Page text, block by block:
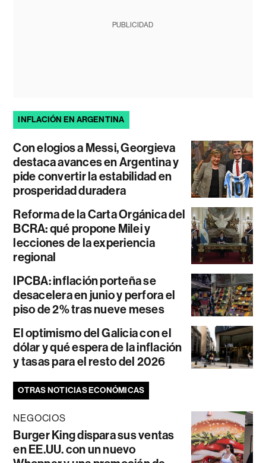
PUBLICIDAD
INFLACIÓN EN ARGENTINA
Con elogios a Messi, Georgieva
destaca avances en Argentina y
pide convertir la estabilidad en
prosperidad duradera
Reforma de la Carta Orgánica del
BCRA: qué propone Milei y
lecciones de la experiencia
regional
IPCBA: inflación porteña se
desacelera en junio y perfora el
piso de 2% tras nueve meses
El optimismo del Galicia con el
dólar y qué espera de la inflación
y tasas para el resto del 2026
OTRAS NOTICIAS ECONÓMICAS
NEGOCIOS
Burger King dispara sus ventas
en EE.UU. con un nuevo